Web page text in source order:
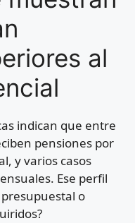
al
indican que entre
pensiones por
y varios casos
Ese perfil
o